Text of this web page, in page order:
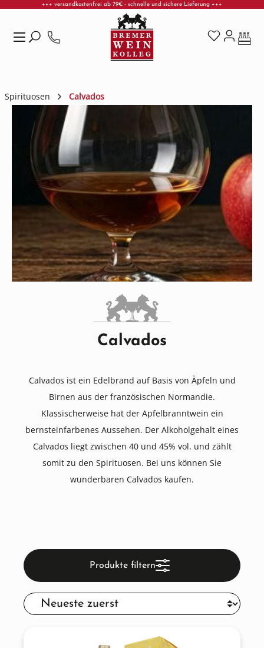
+++ versandkostenfrei ab 79€ - schnelle und sichere Lieferung +++
Spirituosen Calvados
Calvados
Calvados ist ein Edelbrand auf Basis von Äpfeln und
Birnen aus der französischen Normandie.
Klassischerweise hat der Apfelbranntwein ein
bernsteinfarbenes Aussehen. Der Alkoholgehalt eines
Calvados liegt zwischen 40 und 45% vol. und zählt
somit zu den Spirituosen. Bei uns können Sie
wunderbaren Calvados kaufen.
Produkte filtern